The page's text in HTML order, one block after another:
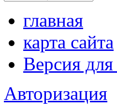
главная
карта сайта
Версия
Авторизация